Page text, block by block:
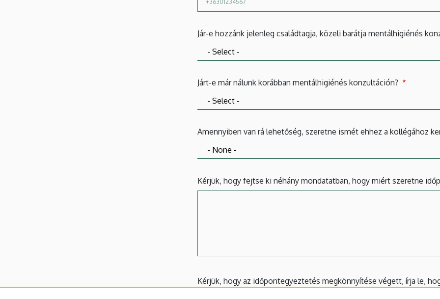
Jár-e hozzánk jelenleg családtagja, közeli barátja mentálhigiénés
Járt-e már nálunk korábban mentálhigiénés konzultáción?
Amennyiben van rá lehetőség, szeretne ismét ehhez a kollégához
Kérjük, hogy fejtse ki néhány mondatatban, hogy miért szeretne
Kérjük, hogy az időpontegyeztetés megkönnyítése végett, írja le,